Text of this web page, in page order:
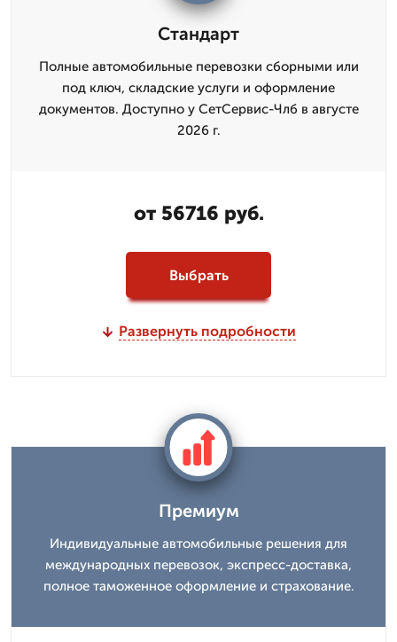
Стандарт
Полные автомобильные перевозки сборными или
под ключ, складские услуги и оформление
документов. Доступно у СетСервис-Члб в августе
2026 г.
от 56716 руб.
Выбрать
Развернуть подробности
Премиум
Индивидуальные автомобильные решения для
международных перевозок, экспресс-доставка,
полное таможенное оформление и страхование.